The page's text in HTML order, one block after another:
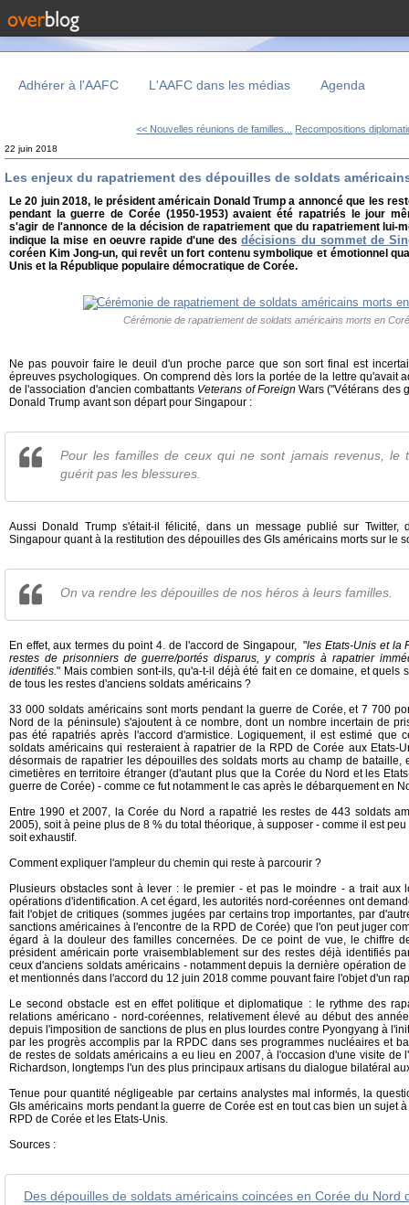
Adhérer à l'AAFC L'AAFC dans les médias Agenda
<< Nouvelles réunions de familles... Recompositions
22 juin 2018
Les enjeux du rapatriement des dépouilles de soldats
Le 20 juin 2018, le président américain Donald Trump a annoncé que les
pendant la guerre de Corée (1950-1953) avaient été rapatriés le jour
s'agir de l'annonce de la décision de rapatriement que du rapatriement lui-
indique la mise en oeuvre rapide d'une desdécisions du sommet de
coréen Kim Jong-un, qui revêt un fort contenu symbolique et émotionnel
Unis et la République populaire démocratique de Corée.
Cérémonie de rapatriement de soldats américains morts en
Ne pas pouvoir faire le deuil d'un proche parce que son sort final est
épreuves psychologiques. On comprend dès lors la portée de la lettre qu'avait
de l'association d'ancien combattants Veterans of Foreign Wars ("Vétérans des
Donald Trump avant son départ pour Singapour :
Pour les familles de ceux qui ne sont jamais revenus, le
guérit pas les blessures.
Aussi Donald Trump s'était-il félicité, dans un message publié sur
Singapour quant à la restitution des dépouilles des GIs américains morts sur le
On va rendre les dépouilles de nos héros à leurs familles.
En effet, aux termes du point 4. de l'accord de Singapour, "les Etats-Unis et la
restes de prisonniers de guerre/portés disparus, y compris à rapatrier
identifiés." Mais combien sont-ils, qu'a-t-il déjà été fait en ce domaine, et quels
de tous les restes d'anciens soldats américains ?
33 000 soldats américains sont morts pendant la guerre de Corée, et 7 700
Nord de la péninsule) s'ajoutent à ce nombre, dont un nombre incertain de
pas été rapatriés après l'accord d'armistice. Logiquement, il est estimé que
soldats américains qui resteraient à rapatrier de la RPD de Corée aux Etats-
désormais de rapatrier les dépouilles des soldats morts au champ de bataille,
cimetières en territoire étranger (d'autant plus que la Corée du Nord et les
guerre de Corée) - comme ce fut notamment le cas après le débarquement en
Entre 1990 et 2007, la Corée du Nord a rapatrié les restes de 443 soldats
2005), soit à peine plus de 8 % du total théorique, à supposer - comme il est
soit exhaustif.
Comment expliquer l'ampleur du chemin qui reste à parcourir ?
Plusieurs obstacles sont à lever : le premier - et pas le moindre - a trait aux
opérations d'identification. A cet égard, les autorités nord-coréennes ont
fait l'objet de critiques (sommes jugées par certains trop importantes, par
sanctions américaines à l'encontre de la RPD de Corée) que l'on peut juger
égard à la douleur des familles concernées. De ce point de vue, le chiffre
président américain porte vraisemblablement sur des restes déjà identifiés
ceux d'anciens soldats américains - notamment depuis la dernière opération
et mentionnés dans l'accord du 12 juin 2018 comme pouvant faire l'objet d'un
Le second obstacle est en effet politique et diplomatique : le rythme des
relations américano - nord-coréennes, relativement élevé au début des
depuis l'imposition de sanctions de plus en plus lourdes contre Pyongyang à
par les progrès accomplis par la RPDC dans ses programmes nucléaires et
de restes de soldats américains a eu lieu en 2007, à l'occasion d'une visite de
Richardson, longtemps l'un des plus principaux artisans du dialogue bilatéral
Tenue pour quantité négligeable par certains analystes mal informés, la
GIs américains morts pendant la guerre de Corée est en tout cas bien un sujet
RPD de Corée et les Etats-Unis.
Sources :
Des dépouilles de soldats américains coincées en Corée du Nord